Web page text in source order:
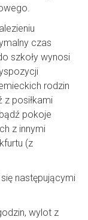
czas
szkoły wynosi
rodzin
z posiłkami
pokoje
z innymi
(z
następującymi
wylot z